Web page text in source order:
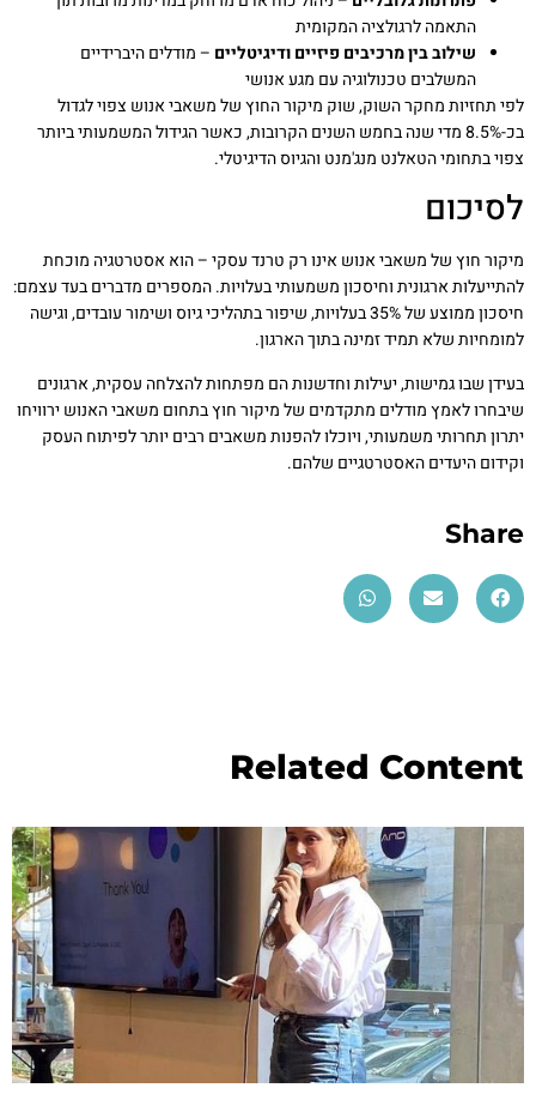
התאמה לרגולציה המקומית
שילוב בין מרכיבים פיזיים ודיגיטליים – מודלים היברידיים
המשלבים טכנולוגיה עם מגע אנושי
לפי תחזיות מחקר השוק, שוק מיקור החוץ של משאבי אנוש צפוי לגדול
בכ-8.5% מדי שנה בחמש השנים הקרובות, כאשר הגידול המשמעותי ביותר
צפוי בתחומי הטאלנט מנג'מנט והגיוס הדיגיטלי.
לסיכום
מיקור חוץ של משאבי אנוש אינו רק טרנד עסקי – הוא אסטרטגיה מוכחת
להתייעלות ארגונית וחיסכון משמעותי בעלויות. המספרים מדברים בעד עצמם:
חיסכון ממוצע של 35% בעלויות, שיפור בתהליכי גיוס ושימור עובדים, וגישה
למומחיות שלא תמיד זמינה בתוך הארגון.
בעידן שבו גמישות, יעילות וחדשנות הם מפתחות להצלחה עסקית, ארגונים
שיבחרו לאמץ מודלים מתקדמים של מיקור חוץ בתחום משאבי האנוש ירוויחו
יתרון תחרותי משמעותי, ויוכלו להפנות משאבים רבים יותר לפיתוח העסק
וקידום היעדים האסטרטגיים שלהם.
Share
Related Content